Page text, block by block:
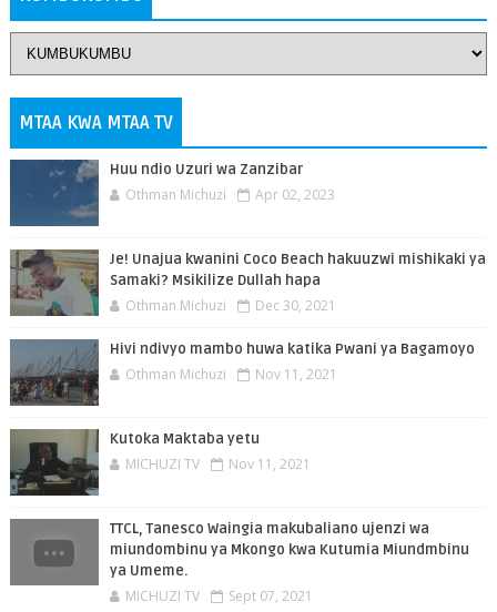
MTAA KWA MTAA TV
Huu ndio Uzuri wa Zanzibar
Othman Michuzi Apr 02, 2023
Je! Unajua kwanini Coco Beach hakuuzwi mishikaki ya
Samaki? Msikilize Dullah hapa
Othman Michuzi Dec 30, 2021
Hivi ndivyo mambo huwa katika Pwani ya Bagamoyo
Othman Michuzi Nov 11, 2021
Kutoka Maktaba yetu
MICHUZI TV Nov 11, 2021
TTCL, Tanesco Waingia makubaliano ujenzi wa
miundombinu ya Mkongo kwa Kutumia Miundmbinu
ya Umeme.
MICHUZI TV Sept 07, 2021